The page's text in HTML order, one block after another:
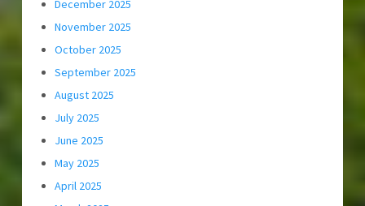
December 2025
November 2025
October 2025
September 2025
August 2025
July 2025
June 2025
May 2025
April 2025